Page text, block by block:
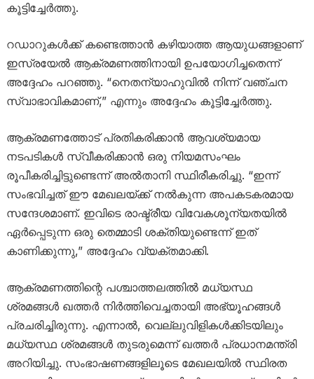
കൂട്ടിച്ചേർത്തു.
റഡാറുകൾക്ക് കണ്ടെത്താൻ കഴിയാത്ത ആയുധങ്ങളാണ്
ഇസ്രയേൽ ആക്രമണത്തിനായി ഉപയോഗിച്ചതെന്ന്
അദ്ദേഹം പറഞ്ഞു. “നെതന്യാഹുവിൽ നിന്ന് വഞ്ചന
സ്വാഭാവികമാണ്,” എന്നും അദ്ദേഹം കൂട്ടിച്ചേർത്തു.
ആക്രമണത്തോട് പ്രതികരിക്കാൻ ആവശ്യമായ
നടപടികൾ സ്വീകരിക്കാൻ ഒരു നിയമസംഘം
രൂപീകരിച്ചിട്ടുണ്ടെന്ന് അൽതാനി സ്ഥിരീകരിച്ചു. “ഇന്ന്
സംഭവിച്ചത് ഈ മേഖലയ്ക്ക് നൽകുന്ന അപകടകരമായ
സന്ദേശമാണ്. ഇവിടെ രാഷ്ട്രീയ വിവേകശൂന്യതയിൽ
ഏർപ്പെടുന്ന ഒരു തെമ്മാടി ശക്തിയുണ്ടെന്ന് ഇത്
കാണിക്കുന്നു,” അദ്ദേഹം വ്യക്തമാക്കി.
ആക്രമണത്തിന്റെ പശ്ചാത്തലത്തിൽ മധ്യസ്ഥ
ശ്രമങ്ങൾ ഖത്തർ നിർത്തിവെച്ചതായി അഭ്യൂഹങ്ങൾ
പ്രചരിച്ചിരുന്നു. എന്നാൽ, വെല്ലുവിളികൾക്കിടയിലും
മധ്യസ്ഥ ശ്രമങ്ങൾ തുടരുമെന്ന് ഖത്തർ പ്രധാനമന്ത്രി
അറിയിച്ചു. സംഭാഷണങ്ങളിലൂടെ മേഖലയിൽ സ്ഥിരത